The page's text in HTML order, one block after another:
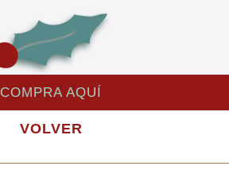
COMPRA AQUÍ
VOLVER